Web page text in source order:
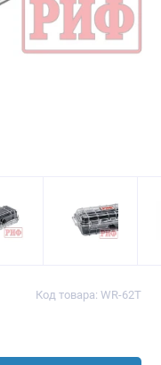
Код товара: WR-62T